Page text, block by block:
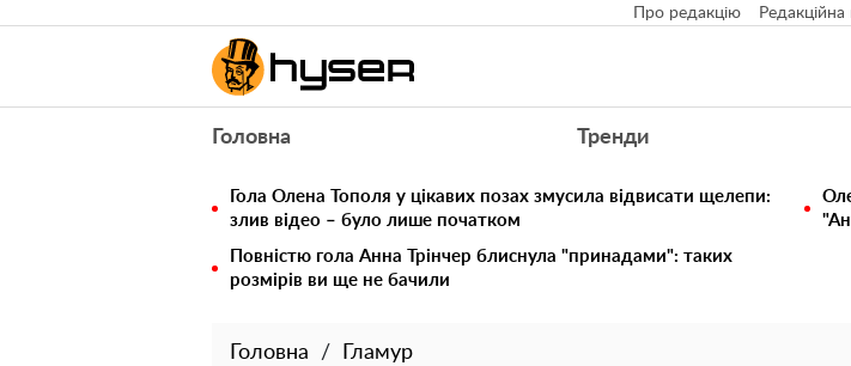
Про редакцію Редакційна
Головна Тренди
Гола Олена Тополя у цікавих позах змусила відвисати щелепи:
злив відео – було лише початком
Повністю гола Анна Трінчер блиснула "принадами": таких
розмірів ви ще не бачили
Головна Гламур